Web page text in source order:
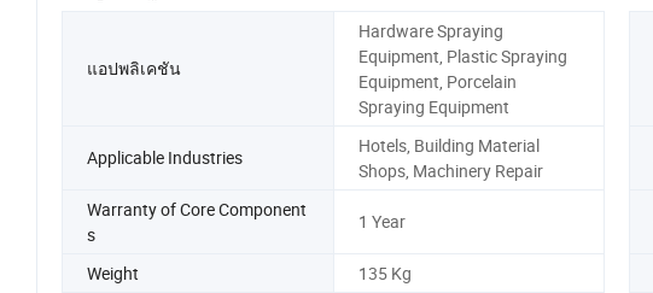
แอปพลิเคชัน
Hardware Spraying
Equipment, Plastic Spraying
Equipment, Porcelain
Spraying Equipment
Applicable Industries
Hotels, Building Material
Shops, Machinery Repair
Warranty of Core Component
s
1 Year
Weight 135 Kg